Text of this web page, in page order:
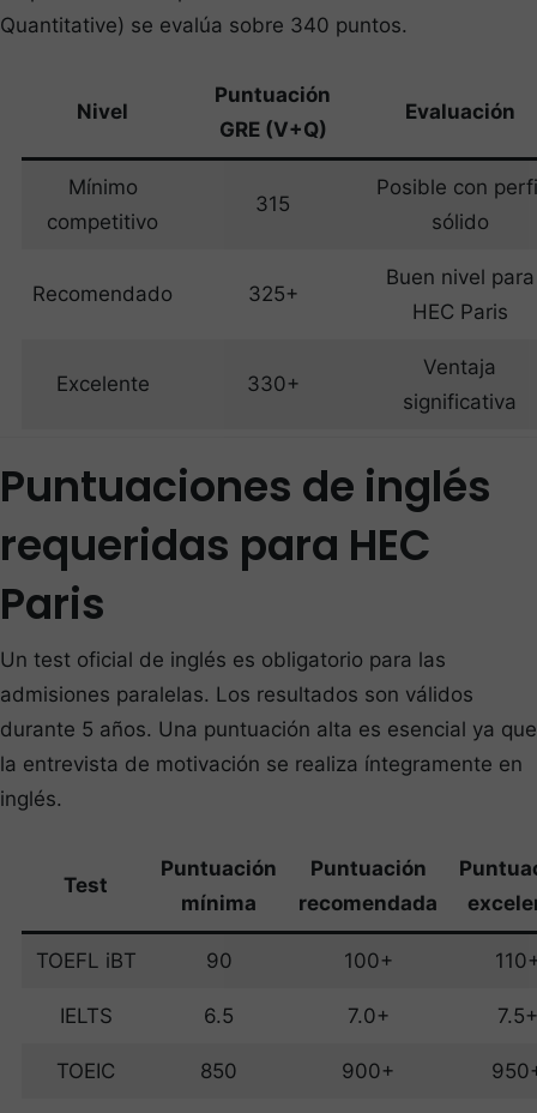
Quantitative) se evalúa sobre 340 puntos.
Nivel
Puntuación
GRE (V+Q)
Evaluación
Mínimo
competitivo
315
Posible con
sólido
Recomendado 325+
Buen nivel para
HEC Paris
Excelente 330+
Ventaja
significativa
Puntuaciones de inglés
requeridas para HEC
Paris
Un test oficial de inglés es obligatorio para las
admisiones paralelas. Los resultados son válidos
durante 5 años. Una puntuación alta es esencial ya que
la entrevista de motivación se realiza íntegramente en
inglés.
Test
Puntuación
mínima
Puntuación
recomendada
TOEFL iBT 90 100+
IELTS 6.5 7.0+ 7.5+
TOEIC 850 900+